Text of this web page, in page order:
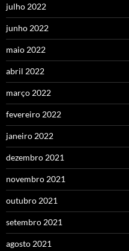
julho 2022
junho 2022
maio 2022
abril 2022
março 2022
fevereiro 2022
janeiro 2022
dezembro 2021
novembro 2021
outubro 2021
setembro 2021
agosto 2021